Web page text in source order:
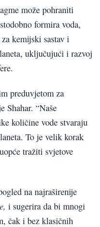
može pohraniti
formira voda,
kemijski sastav i
uključujući i razvoj
preduvjetom za
Shahar. “Naše
količine vode stvaraju
To je velik korak
tražiti svjetove
na najraširenije
i sugerira da bi mnogi
čak i bez klasičnih